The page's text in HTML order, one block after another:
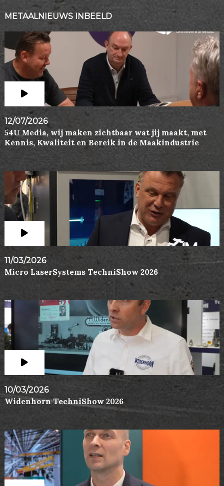
METAALNIEUWS INBEELD
12/07/2026
54U Media, wij maken zichtbaar wat jij maakt, met
Kennis, Kwaliteit en Bereik in de Maakindustrie
11/03/2026
Micro LaserSystems TechniShow 2026
10/03/2026
Widenhorn TechniShow 2026